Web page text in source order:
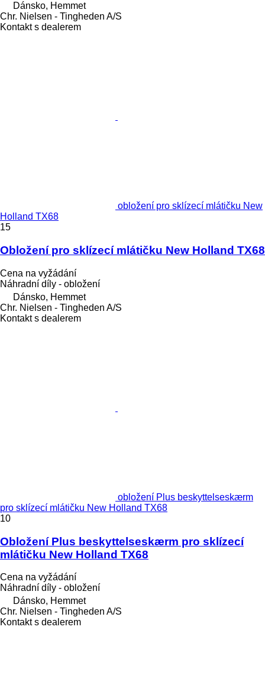
Dánsko, Hemmet
Chr. Nielsen - Tingheden A/S
Kontakt s dealerem
obložení pro sklízecí mlátičku New
Holland TX68
15
Obložení pro sklízecí mlátičku New Holland TX68
Cena na vyžádání
Náhradní díly - obložení
Dánsko, Hemmet
Chr. Nielsen - Tingheden A/S
Kontakt s dealerem
obložení Plus beskyttelseskærm
pro sklízecí mlátičku New Holland TX68
10
Obložení Plus beskyttelseskærm pro sklízecí
mlátičku New Holland TX68
Cena na vyžádání
Náhradní díly - obložení
Dánsko, Hemmet
Chr. Nielsen - Tingheden A/S
Kontakt s dealerem